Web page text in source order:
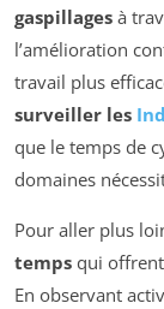
gaspillages à
l’amélioration
travail plus
surveiller les
que le temps de
domaines
Pour aller plus
temps qui
En observant